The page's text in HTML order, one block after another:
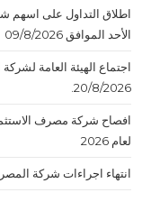
اطلاق التداول على اسهم
الأحد الموافق 09/8/2026
اجتماع الهيئة العامة
20/8/2026.
افصاح شركة مصرف
لعام 2026
انتهاء اجراءات شركة